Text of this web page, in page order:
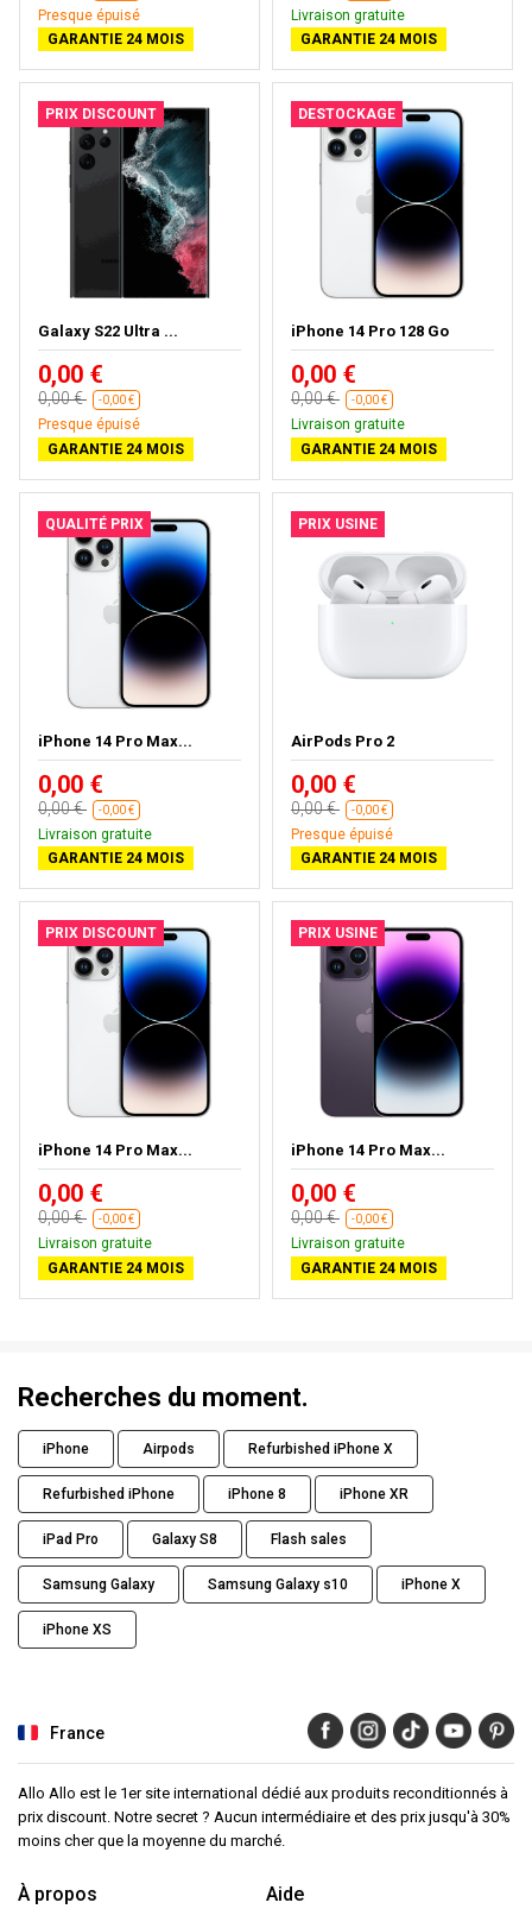
Presque épuisé
GARANTIE 24 MOIS
Livraison gratuite
GARANTIE 24 MOIS
PRIX DISCOUNT
Galaxy S22 Ultra ...
0,00 €
0,00 € -0,00 €
Presque épuisé
GARANTIE 24 MOIS
DESTOCKAGE
iPhone 14 Pro 128 Go
0,00 €
0,00 € -0,00 €
Livraison gratuite
GARANTIE 24 MOIS
QUALITÉ PRIX
iPhone 14 Pro Max...
0,00 €
0,00 € -0,00 €
Livraison gratuite
GARANTIE 24 MOIS
PRIX USINE
AirPods Pro 2
0,00 €
0,00 € -0,00 €
Presque épuisé
GARANTIE 24 MOIS
PRIX DISCOUNT
iPhone 14 Pro Max...
0,00 €
0,00 € -0,00 €
Livraison gratuite
GARANTIE 24 MOIS
PRIX USINE
iPhone 14 Pro Max...
0,00 €
0,00 € -0,00 €
Livraison gratuite
GARANTIE 24 MOIS
Recherches du moment.
iPhone Airpods Refurbished iPhone X
Refurbished iPhone iPhone 8 iPhone XR
iPad Pro Galaxy S8 Flash sales
Samsung Galaxy Samsung Galaxy s10 iPhone X
iPhone XS
France
Allo Allo est le 1er site international dédié aux produits reconditionnés à
prix discount. Notre secret ? Aucun intermédiaire et des prix jusqu'à 30%
moins cher que la moyenne du marché.
À propos Aide